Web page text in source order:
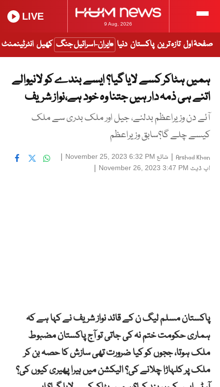
9 Aug, 2026
LIVE
صفحۂ اول تازہ ترین پاکستان دنیا ایران-اسرائیل جنگ کھیل انٹرٹینمنٹ
ہمیں ہٹاکر کسے لایا گیا؟ ایسے بندے کو لانیوالے
اتنے ہی ذمہ دار ہیں جتنا وہ خود ہے،نواز شریف
آئے دن وزیراعظم بدلنے، جیل اور ملک بدری سے ملک
کیسے چلے گا؟سابق وزیراعظم
Arshad Khan
| شائع November 25, 2023 6:32 PM
|
اپ ڈیٹ November 26, 2023 3:47 PM
|
پاکستان مسلم لیگ ن کے قائد نواز شریف نے کہا ہے کہ
ہماری حکومت ختم نہ کی جاتی تو آج پاکستان مضبوط
ملک ہوتا، ججوں کو کیا ضرورت تھی سازش کا حصہ بن کر
ملک پر کلہاڑا چلانے کی؟ الیکشن میں ہیرا پھیری کیوں کی؟